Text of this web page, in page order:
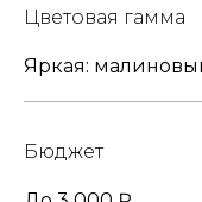
Цветовая гамма
Бюджет